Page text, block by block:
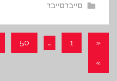
סייברסייבר
ניווט
«
Previous
Posts
1
…
50
Next
Posts
»